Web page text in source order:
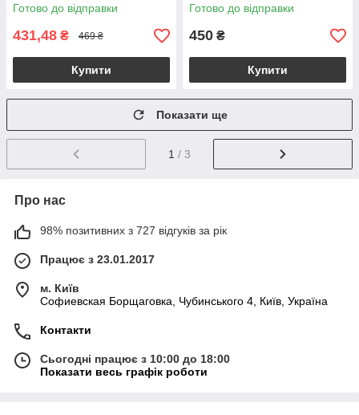
Готово до відправки
431,48 ₴ 469 ₴
Купити
Готово до відправки
450 ₴
Купити
Показати ще
1 / 3
Про нас
98% позитивних з 727 відгуків за рік
Працює з 23.01.2017
м. Київ
Софиевская Борщаговка, Чубинського 4, Київ, Україна
Контакти
Сьогодні працює з 10:00 до 18:00
Показати весь графік роботи